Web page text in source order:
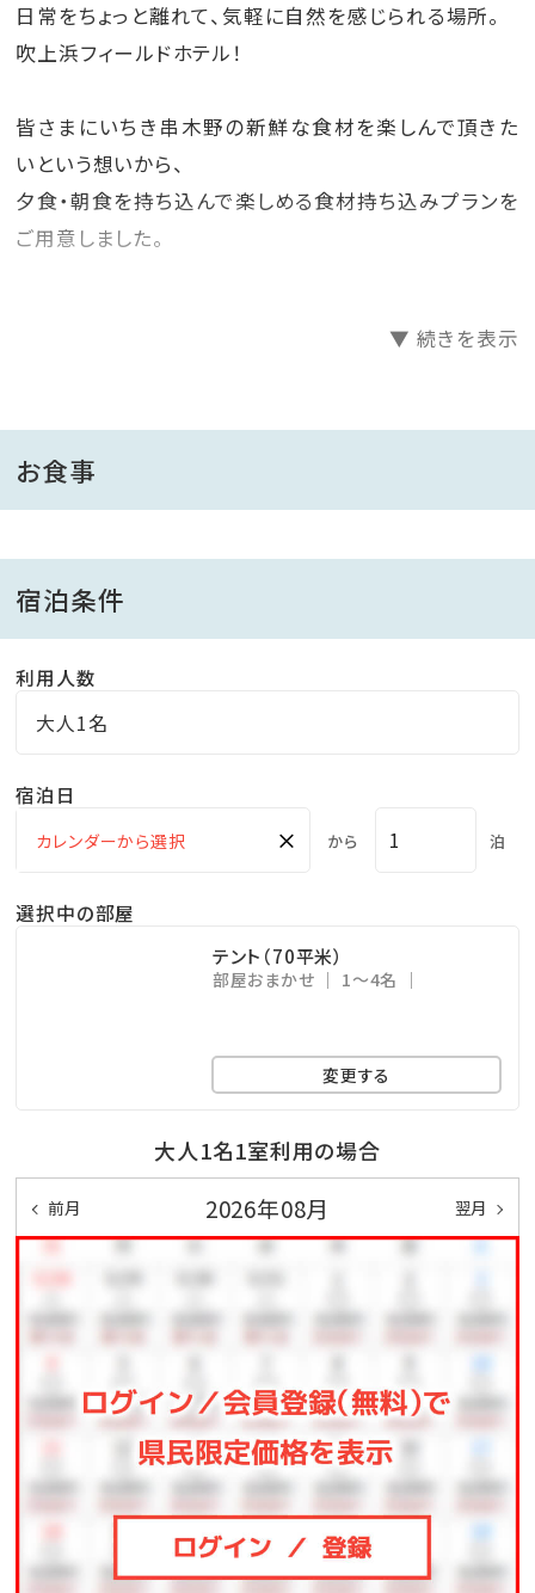
日常をちょっと離れて、気軽に自然を感じられる場所。
吹上浜フィールドホテル！
皆さまにいちき串木野の新鮮な食材を楽しんで頂きた
いという想いから、
夕食・朝食を持ち込んで楽しめる食材持ち込みプランを
ご用意しました。
※ペット(ワンちゃん)連れのお客様は≪ワンちゃんOK≫
＜ご朝食・夕食＞
部屋に備え付けの調理道具や、調味料を準備してます。
すぐ近くにある地元食材がそろう「えびす市場」などで
※えびす市場は人気の直売所の為、夕方には商品がな
チェックイン前の調達がおすすめです。
調理ばさみ、菜箸、包丁、ザル、ボウル、まな板、フライパ
片手鍋、お鍋、鍋敷き、鍋つかみ、ラップ、アルミホイル
※調味料類
醤油、塩、胡椒、ポン酢、焼き肉のたれ、オリーブオイル、
サラダ油
□温泉□
併設している『市来ふれあい温泉センター』で
お好きな時間に何回でも入り放題です。
露天風呂では天然温泉に浸かりながら自然と波の音を
楽しむことができます。
地下1,200Mから湧き出る天然温泉は、冷え性や慢性皮
▼ 続きを表示
お食事
宿泊条件
利用人数
大人1名
宿泊日
× から 泊
選択中の部屋
テント（70平米）
部屋おまかせ 1～4名
変更する
大人1名1室利用の場合
前月 2026年08月 翌月